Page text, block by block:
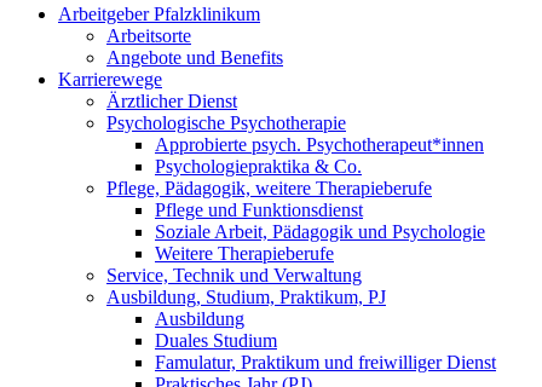
Arbeitgeber Pfalzklinikum
Arbeitsorte
Angebote und Benefits
Karrierewege
Ärztlicher Dienst
Psychologische Psychotherapie
Approbierte psych. Psychotherapeut*innen
Psychologiepraktika & Co.
Pflege, Pädagogik, weitere Therapieberufe
Pflege und Funktionsdienst
Soziale Arbeit, Pädagogik und Psychologie
Weitere Therapieberufe
Service, Technik und Verwaltung
Ausbildung, Studium, Praktikum, PJ
Ausbildung
Duales Studium
Famulatur, Praktikum und freiwilliger Dienst